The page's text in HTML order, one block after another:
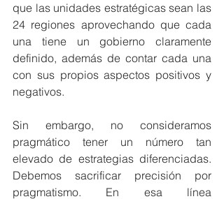
que las unidades estratégicas sean las
24 regiones aprovechando que cada
una tiene un gobierno claramente
definido, además de contar cada una
con sus propios aspectos positivos y
negativos.
Sin embargo, no consideramos
pragmático tener un número tan
elevado de estrategias diferenciadas.
Debemos sacrificar precisión por
pragmatismo. En esa línea